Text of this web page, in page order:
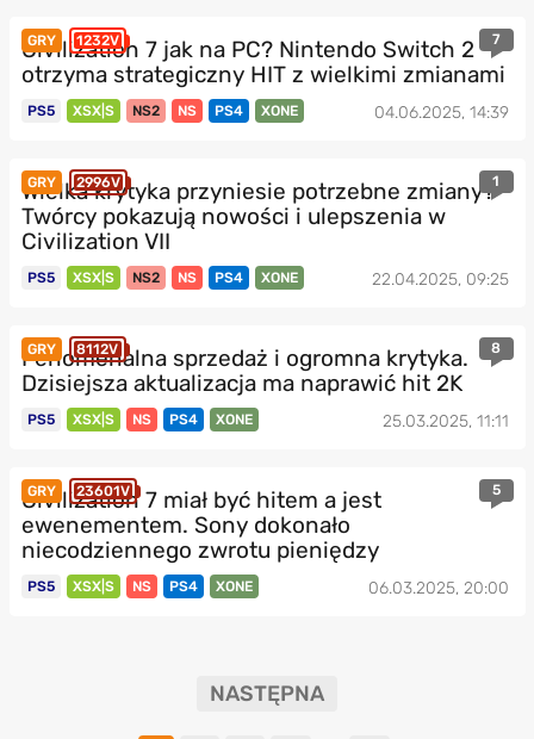
GRY 1232V 7
Civilization 7 jak na PC? Nintendo Switch 2
otrzyma strategiczny HIT z wielkimi zmianami
PS5 XSX|S NS2 NS PS4 XONE 04.06.2025, 14:39
GRY 2996V 1
Wielka krytyka przyniesie potrzebne zmiany?
Twórcy pokazują nowości i ulepszenia w
Civilization VII
PS5 XSX|S NS2 NS PS4 XONE 22.04.2025, 09:25
GRY 8112V 8
Fenomenalna sprzedaż i ogromna krytyka.
Dzisiejsza aktualizacja ma naprawić hit 2K
PS5 XSX|S NS PS4 XONE 25.03.2025, 11:11
GRY 23601V 5
Civilization 7 miał być hitem a jest
ewenementem. Sony dokonało
niecodziennego zwrotu pieniędzy
PS5 XSX|S NS PS4 XONE 06.03.2025, 20:00
NASTĘPNA